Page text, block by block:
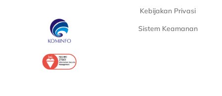
Kebijakan Privasi
Sistem Keamanan